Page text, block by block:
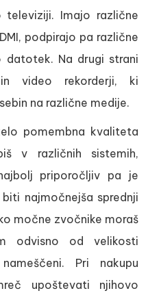
Imajo različne
podpirajo pa različne
Na drugi strani
video rekorderji, ki
na različne medije.
pomembna kvaliteta
v različnih sistemih,
priporočljiv pa je
najmočnejša sprednji
močne zvočnike moraš
odvisno od velikosti
Pri nakupu
upoštevati njihovo